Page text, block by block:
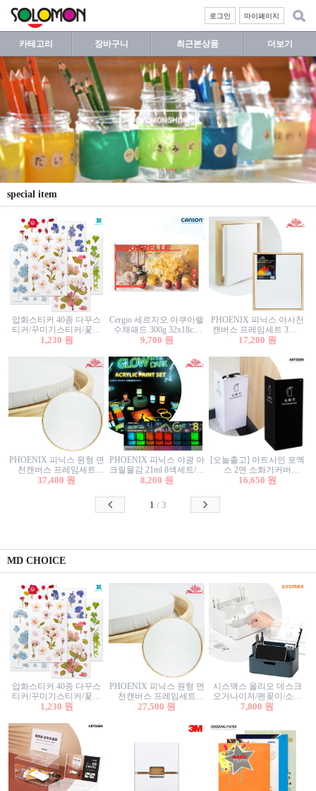
마이페이지
로그인
카테고리 장바구니 최근본상품 더보기
special item
압화스티커 40종 다꾸스
티커/꾸미기스티커/꽃스
티커/압화꽃책갈피/팬시
1,230 원
Cergio 세르지오 아쿠아렐
수채패드 300g 32x18cm
12매 1면제본
9,700 원
PHOENIX 피닉스 아사천
캔버스 프레임세트 3호F
27.3x22cm 캔버스와 올림
17,200 원
PHOENIX 피닉스 원형 면
천캔버스 프레임세트
40cm/원형캔버스/플로팅
37,400 원
PHOENIX 피닉스 야광 아
크릴물감 21ml 8색세트/야
광물감
8,200 원
[오늘출고] 아트사인 포멕
스 2면 소화기커버
1470/1471/소화기커버/소
함/소화기거치대/소화기
16,650 원
1 / 3
MD CHOICE
압화스티커 40종 다꾸스
티커/꾸미기스티커/꽃스
티커/압화꽃책갈피/팬시
1,230 원
PHOENIX 피닉스 원형 면
천캔버스 프레임세트
30cm/원형캔버스/플로팅
27,500 원
시스맥스 올리오 데스크
오거나이저/펜꽂이/소품
꽂이/소품함/정리함/수납
7,800 원